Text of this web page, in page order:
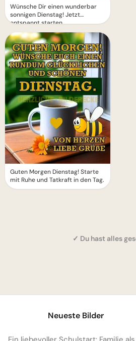
Wünsche Dir einen wunderbar
sonnigen Dienstag! Jetzt
entspannt starten
Guten Morgen Dienstag! Starte
mit Ruhe und Tatkraft in den Tag.
✓ Du hast alles
Neueste Bilder